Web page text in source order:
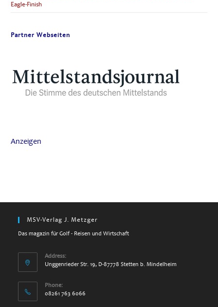
Eagle-Finish
Partner Webseiten
Anzeigen
MSV-Verlag J. Metzger
Das magazin für Golf - Reisen und Wirtschaft
Address:
Unggenrieder Str. 19, D-87778 Stetten b. Mindelheim
Phone:
08261 763 6066